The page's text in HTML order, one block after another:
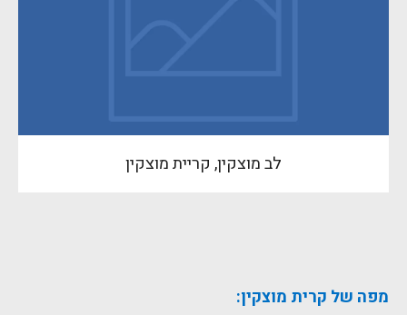
לב מוצקין, קריית מוצקין
מפה של קרית מוצקין: